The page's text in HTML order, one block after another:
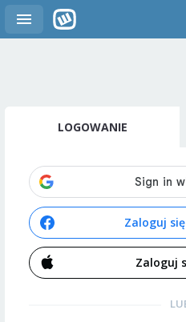
LOGOWANIE
Zaloguj
Zaloguj